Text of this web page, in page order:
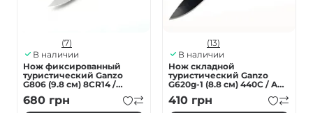
(7)
В наличии
Нож фиксированный
туристический Ganzo
G806 (9.8 см) 8CR14 /
PP+TPR черный с чехлом
680 грн
(13)
В наличии
Нож складной
туристический Ganzo
G620g-1 (8.8 см) 440C / ABS
зеленый
410 грн